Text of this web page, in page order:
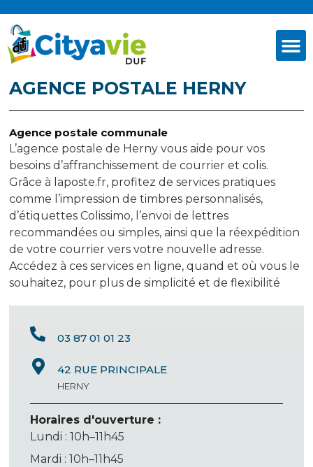
AGENCE POSTALE HERNY
Agence postale communale
L’agence postale de Herny vous aide pour vos
besoins d’affranchissement de courrier et colis.
Grâce à laposte.fr, profitez de services pratiques
comme l’impression de timbres personnalisés,
d’étiquettes Colissimo, l’envoi de lettres
recommandées ou simples, ainsi que la réexpédition
de votre courrier vers votre nouvelle adresse.
Accédez à ces services en ligne, quand et où vous le
souhaitez, pour plus de simplicité et de flexibilité
03 87 01 01 23
42 RUE PRINCIPALE
HERNY
Horaires d'ouverture :
Lundi : 10h–11h45
Mardi : 10h–11h45